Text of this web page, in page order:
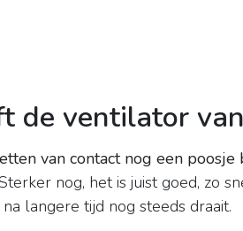
de ventilator
van contact nog een
nog, het is juist goed, zo
langere tijd nog steeds draait.